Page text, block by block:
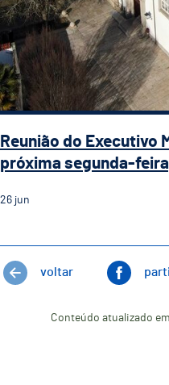
Reunião do Executivo
próxima segunda-
26 jun
voltar
Conteúdo atualizado em